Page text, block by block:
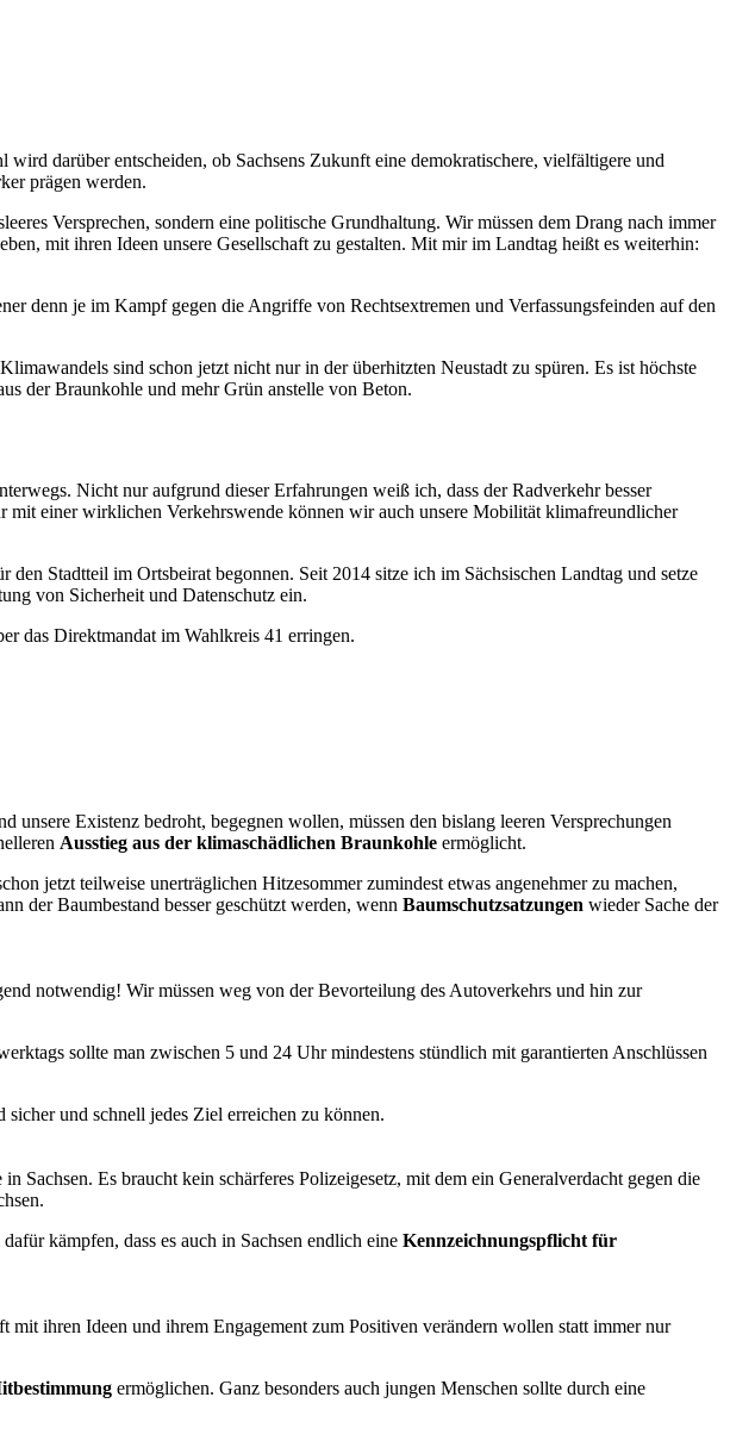
darüber entscheiden, ob Sachsens Zukunft eine demokratischere, vielfältigere und
prägen werden.
Versprechen, sondern eine politische Grundhaltung. Wir müssen dem Drang nach immer
mit ihren Ideen unsere Gesellschaft zu gestalten. Mit mir im Landtag heißt es weiterhin:
denn je im Kampf gegen die Angriffe von Rechtsextremen und Verfassungsfeinden auf den
sind schon jetzt nicht nur in der überhitzten Neustadt zu spüren. Es ist höchste
der Braunkohle und mehr Grün anstelle von Beton.
Nicht nur aufgrund dieser Erfahrungen weiß ich, dass der Radverkehr besser
einer wirklichen Verkehrswende können wir auch unsere Mobilität klimafreundlicher
Stadtteil im Ortsbeirat begonnen. Seit 2014 sitze ich im Sächsischen Landtag und setze
von Sicherheit und Datenschutz ein.
das Direktmandat im Wahlkreis 41 erringen.
Existenz bedroht, begegnen wollen, müssen den bislang leeren Versprechungen
Ausstieg aus der klimaschädlichen Braunkohle ermöglicht.
jetzt teilweise unerträglichen Hitzesommer zumindest etwas angenehmer zu machen,
der Baumbestand besser geschützt werden, wenn Baumschutzsatzungen wieder Sache der
notwendig! Wir müssen weg von der Bevorteilung des Autoverkehrs und hin zur
sollte man zwischen 5 und 24 Uhr mindestens stündlich mit garantierten Anschlüssen
sicher und schnell jedes Ziel erreichen zu können.
Sachsen. Es braucht kein schärferes Polizeigesetz, mit dem ein Generalverdacht gegen die
kämpfen, dass es auch in Sachsen endlich eine Kennzeichnungspflicht für
ihren Ideen und ihrem Engagement zum Positiven verändern wollen statt immer nur
ermöglichen. Ganz besonders auch jungen Menschen sollte durch eine